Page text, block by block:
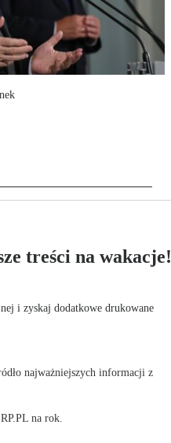
treści na wakacje!
i zyskaj dodatkowe drukowane
najważniejszych informacji z
na rok.